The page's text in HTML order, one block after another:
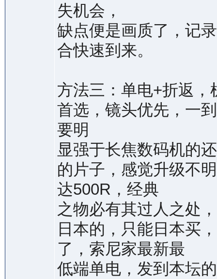
失机会，
缺点便是画质了，记
合快速到来。
方法三：单电+折返
首选，镜头优先，一
要明
显强于长焦数码机的
的片子，感觉升级不
达500R，经典
之物必有其过人之处
日本的，只能日本买
了，索尼家最新最
低端单电，发到本坛